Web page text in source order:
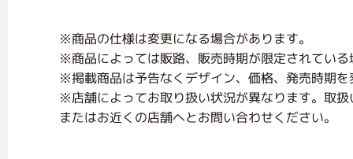
※商品の仕様は変更になる場合があります。
※商品によっては販路、販売時期が限定されてい
※掲載商品は予告なくデザイン、価格、発売時期
※店舗によってお取り扱い状況が異なります。取
またはお近くの店舗へとお問い合わせください。